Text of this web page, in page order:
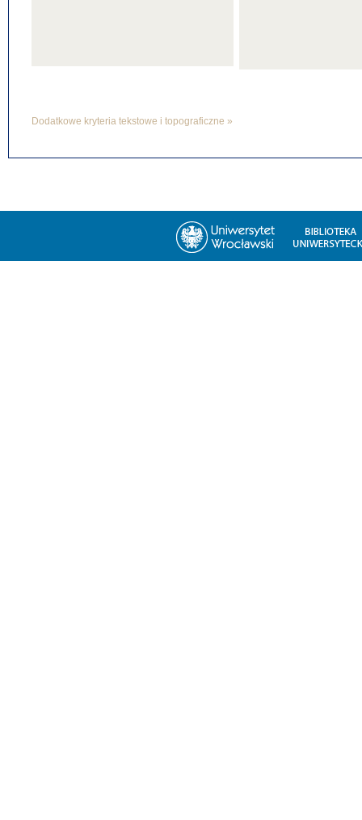
Dodatkowe kryteria tekstowe i topograficzne »